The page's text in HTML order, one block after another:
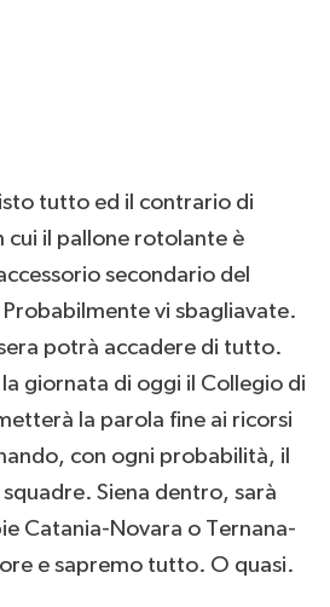
tutto ed il contrario di
cui il pallone rotolante è
secondario del
vi sbagliavate.
potrà accadere di tutto.
giornata di oggi il Collegio di
la parola fine ai ricorsi
con ogni probabilità, il
Siena dentro, sarà
Catania-Novara o Ternana-
e sapremo tutto. O quasi.